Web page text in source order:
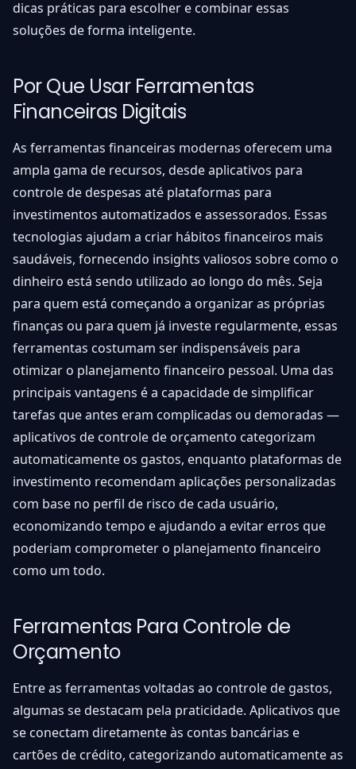
dicas práticas para escolher e combinar essas
soluções de forma inteligente.
Por Que Usar Ferramentas
Financeiras Digitais
As ferramentas financeiras modernas oferecem uma
ampla gama de recursos, desde aplicativos para
controle de despesas até plataformas para
investimentos automatizados e assessorados. Essas
tecnologias ajudam a criar hábitos financeiros mais
saudáveis, fornecendo insights valiosos sobre como o
dinheiro está sendo utilizado ao longo do mês. Seja
para quem está começando a organizar as próprias
finanças ou para quem já investe regularmente, essas
ferramentas costumam ser indispensáveis para
otimizar o planejamento financeiro pessoal. Uma das
principais vantagens é a capacidade de simplificar
tarefas que antes eram complicadas ou demoradas —
aplicativos de controle de orçamento categorizam
automaticamente os gastos, enquanto plataformas de
investimento recomendam aplicações personalizadas
com base no perfil de risco de cada usuário,
economizando tempo e ajudando a evitar erros que
poderiam comprometer o planejamento financeiro
como um todo.
Ferramentas Para Controle de
Orçamento
Entre as ferramentas voltadas ao controle de gastos,
algumas se destacam pela praticidade. Aplicativos que
se conectam diretamente às contas bancárias e
cartões de crédito, categorizando automaticamente as